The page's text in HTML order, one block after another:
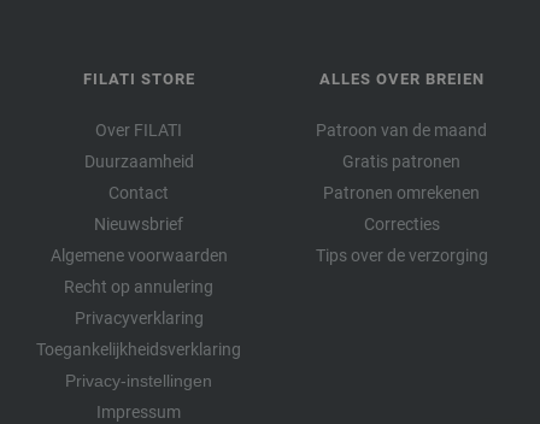
FILATI STORE
Over FILATI
Duurzaamheid
Contact
Nieuwsbrief
Algemene voorwaarden
Recht op annulering
Privacyverklaring
Toegankelijkheidsverklaring
Privacy-instellingen
Impressum
ALLES OVER BREIEN
Patroon van de maand
Gratis patronen
Patronen omrekenen
Correcties
Tips over de verzorging